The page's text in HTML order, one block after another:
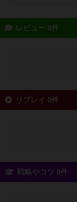
レビュー 0件
リプレイ 0件
戦略やコツ 0件